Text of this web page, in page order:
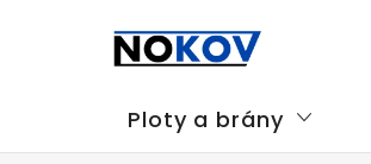
Ploty a brány